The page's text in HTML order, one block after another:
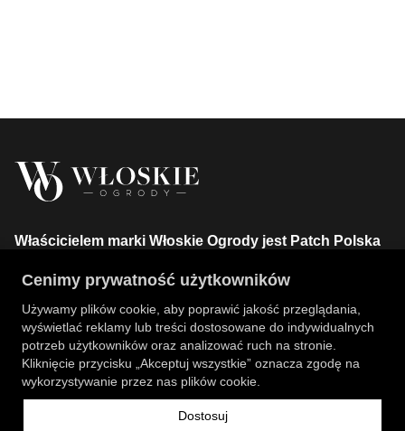
Właścicielem marki Włoskie Ogrody jest Patch Polska
+48 734 106 149
info@wloskie-ogrody.pl
Strony
Kategorie Sklepu
Cenimy prywatność użytkowników
Używamy plików cookie, aby poprawić jakość przeglądania,
wyświetlać reklamy lub treści dostosowane do indywidualnych
potrzeb użytkowników oraz analizować ruch na stronie.
Kliknięcie przycisku „Akceptuj wszystkie” oznacza zgodę na
wykorzystywanie przez nas plików cookie.
Dostosuj